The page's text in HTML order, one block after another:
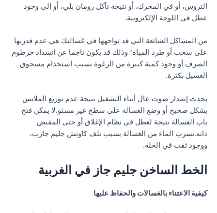
التروس، أو في المحرك، أو نتيجة تآكل رومان بلي، أو إلى وجود
عطل في اللوحة الإلكترونية.
من المشاكل الشائعة التي قد تواجهها في غسالتك هي عدم قدرتها
على سحب أو طرد المياه؛ وذلك قد يكون ناجما عن انسداد خرطوم
الصرف أو وجود كمية كبيرة من الرغوة بسبب استخدام مسحوق
الغسيل بكثرة.
يحدث إصدار صوت عال أثناء التشغيل نتيجة عدم توزيع الملابس
بشكل صحيح أو وضع الغسالة على سطح غير مستو.لا يمكن فتح
باب الغسالة نتيجة لعطل في نظام الإغلاق أو حتى المقبض
ذاته.تسرب الماء من الغسالة بسبب تلف كاوتش جليم جازب،
ووجود ثقب في الحلة.
الخط الساخن جليم جاز في الغربية
كيفية الاعتناء بالغسالات والحفاظ عليها